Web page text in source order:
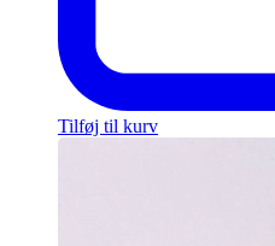
Tilføj til kurv